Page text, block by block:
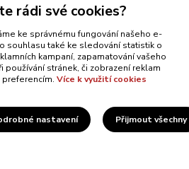
rádi své cookies?
ke správnému fungování našeho e-
souhlasu také ke sledování statistik o
kampaní, zapamatování vašeho
stránek, či zobrazení reklam
Více k využití cookies
nastavení Přijmout všechny